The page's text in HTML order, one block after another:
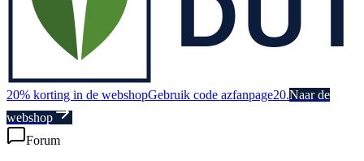
20% korting in de webshopGebruik code azfanpage20.Naar de
webshop
Forum